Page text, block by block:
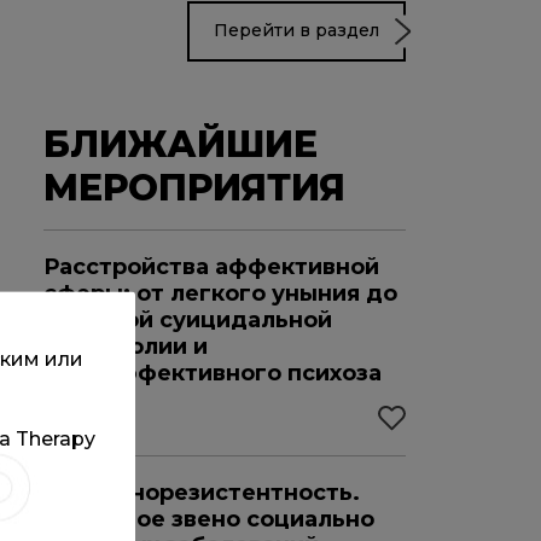
Перейти в раздел
БЛИЖАЙШИЕ
МЕРОПРИЯТИЯ
Расстройства аффективной
сферы: от легкого уныния до
глубокой суицидальной
меланхолии и
шизоаффективного психоза
Инсулинорезистентность.
Ключевое звено социально
или
Therapy